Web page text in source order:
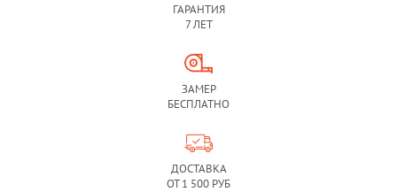
ГАРАНТИЯ
7 ЛЕТ
ЗАМЕР
БЕСПЛАТНО
ДОСТАВКА
ОТ 1 500 РУБ